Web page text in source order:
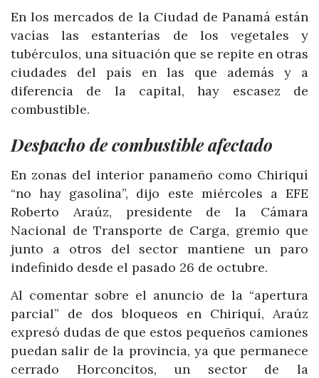
En los mercados de la Ciudad de Panamá están
vacías las estanterías de los vegetales y
tubérculos, una situación que se repite en otras
ciudades del país en las que además y a
diferencia de la capital, hay escasez de
combustible.
Despacho de combustible afectado
En zonas del interior panameño como Chiriquí
“no hay gasolina”, dijo este miércoles a EFE
Roberto Araúz, presidente de la Cámara
Nacional de Transporte de Carga, gremio que
junto a otros del sector mantiene un paro
indefinido desde el pasado 26 de octubre.
Al comentar sobre el anuncio de la “apertura
parcial” de dos bloqueos en Chiriquí, Araúz
expresó dudas de que estos pequeños camiones
puedan salir de la provincia, ya que permanece
cerrado Horconcitos, un sector de la